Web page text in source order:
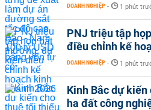
DOANH NGHIỆP - 1 phút
PNJ triệu tập
điều chỉnh kế
DOANH NGHIỆP - 1 phút
Kinh Bắc dự
ha đất công